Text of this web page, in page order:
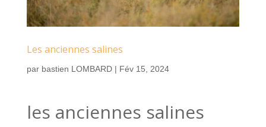
Les anciennes salines
par bastien LOMBARD| Fév 15, 2024
les anciennes salines